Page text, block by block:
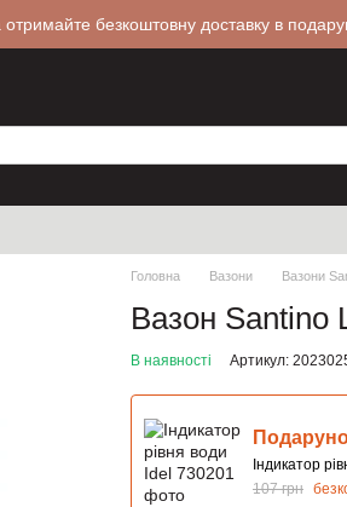
отримайте безкоштовну доставку в
Головна Вазони Вазони
Вазон Santino
В наявності Артикул:
Індикатор
107 грн